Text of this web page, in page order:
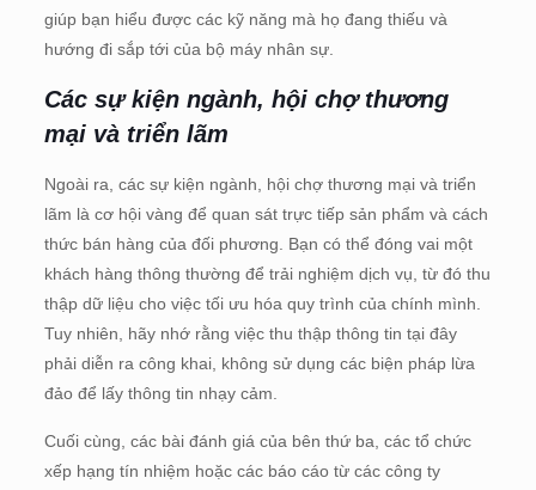
giúp bạn hiểu được các kỹ năng mà họ đang thiếu và
hướng đi sắp tới của bộ máy nhân sự.
Các sự kiện ngành, hội chợ thương
mại và triển lãm
Ngoài ra, các sự kiện ngành, hội chợ thương mại và triển
lãm là cơ hội vàng để quan sát trực tiếp sản phẩm và cách
thức bán hàng của đối phương. Bạn có thể đóng vai một
khách hàng thông thường để trải nghiệm dịch vụ, từ đó thu
thập dữ liệu cho việc tối ưu hóa quy trình của chính mình.
Tuy nhiên, hãy nhớ rằng việc thu thập thông tin tại đây
phải diễn ra công khai, không sử dụng các biện pháp lừa
đảo để lấy thông tin nhạy cảm.
Cuối cùng, các bài đánh giá của bên thứ ba, các tổ chức
xếp hạng tín nhiệm hoặc các báo cáo từ các công ty